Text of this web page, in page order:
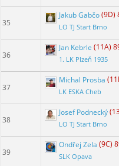
35
Jakub Gabčo(9D)
LO TJ Start Brno
36
Jan Kebrle (11A)
1. LK Plzeň 1935
37
Michal Prosba
LK ESKA Cheb
38
Josef Podnecký
LO TJ Start Brno
39
Ondřej Zela (9C)
SLK Opava